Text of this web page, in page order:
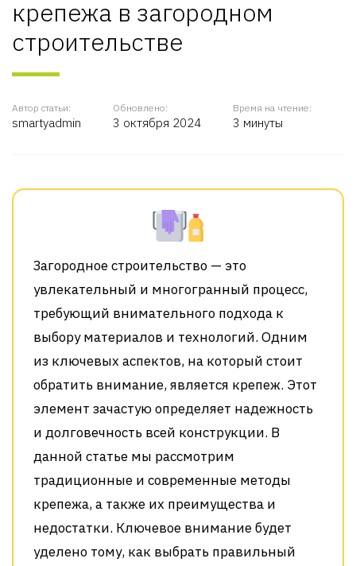
крепежа в загородном
строительстве
Автор статьи:
smartyadmin
Обновлено:
3 октября 2024
Время на чтение:
3 минуты
Загородное строительство — это
увлекательный и многогранный процесс,
требующий внимательного подхода к
выбору материалов и технологий. Одним
из ключевых аспектов, на который стоит
обратить внимание, является крепеж. Этот
элемент зачастую определяет надежность
и долговечность всей конструкции. В
данной статье мы рассмотрим
традиционные и современные методы
крепежа, а также их преимущества и
недостатки. Ключевое внимание будет
уделено тому, как выбрать правильный